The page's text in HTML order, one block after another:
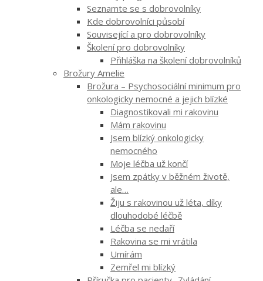
Seznamte se s dobrovolníky
Kde dobrovolníci působí
Související a pro dobrovolníky
Školení pro dobrovolníky
Přihláška na školení dobrovolníků
Brožury Amelie
Brožura – Psychosociální minimum pro
onkologicky nemocné a jejich blízké
Diagnostikovali mi rakovinu
Mám rakovinu
Jsem blízký onkologicky
nemocného
Moje léčba už končí
Jsem zpátky v běžném životě,
ale…
Žiju s rakovinou už léta, díky
dlouhodobé léčbě
Léčba se nedaří
Rakovina se mi vrátila
Umírám
Zemřel mi blízký